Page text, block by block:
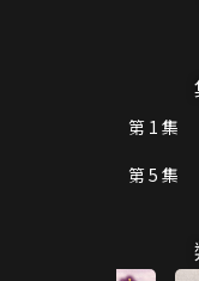
第 1 集
第 5 集